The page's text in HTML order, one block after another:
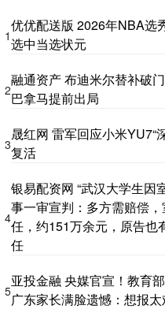
1
优优配送版 2026年NBA选
选中当选状元
2
融通资产 布迪米尔替补破
巴拿马提前出局
3
晟红网 雷军回应小米YU7“
复活
4
银易配资网 “武汉大学生因
事一审宣判：多方需赔偿
任，约151万余元，原告也
任
5
亚投金融 央媒官宣！教育
广东家长满脸遗憾：想报